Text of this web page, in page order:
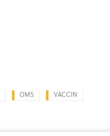
OMS VACCIN